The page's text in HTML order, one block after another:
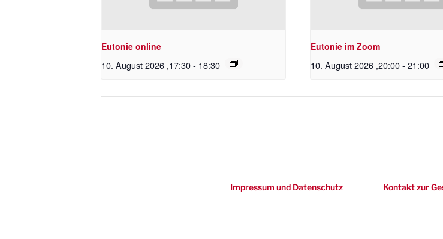
Eutonie online
10. August 2026 ,17:30- 18:30
Eutonie im Zoom
10. August 2026 ,20:00 - 21:00
Impressum und Datenschutz Kontakt zur